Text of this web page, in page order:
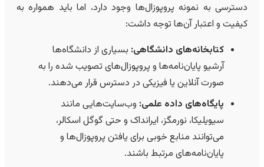
دسترسی به نمونه پروپوزال‌ها وجود دارد، اما باید همواره به
کیفیت و اعتبار آن‌ها توجه داشت:
کتابخانه‌های دانشگاهی: بسیاری از دانشگاه‌ها
آرشیو پایان‌نامه‌ها و پروپوزال‌های تصویب شده را به
صورت آنلاین یا فیزیکی در دسترس قرار می‌دهند.
پایگاه‌های داده علمی: وب‌سایت‌هایی مانند
سیویلیکا، نورمگز، ایرانداک و حتی گوگل اسکالر،
می‌توانند منابع خوبی برای یافتن پروپوزال‌ها و
پایان‌نامه‌های مرتبط باشند.